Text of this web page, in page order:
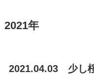
2021年
2021.04.03 少し